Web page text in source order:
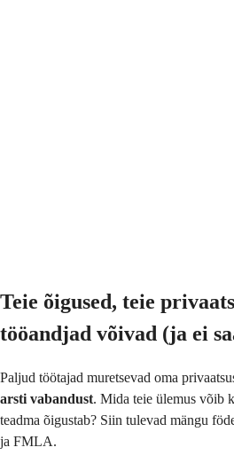
Teie õigused, teie
tööandjad võivad (ja ei
Paljud töötajad muretsevad oma
arsti vabandust. Mida teie ülemus võib
teadma õigustab? Siin tulevad mängu
ja FMLA.